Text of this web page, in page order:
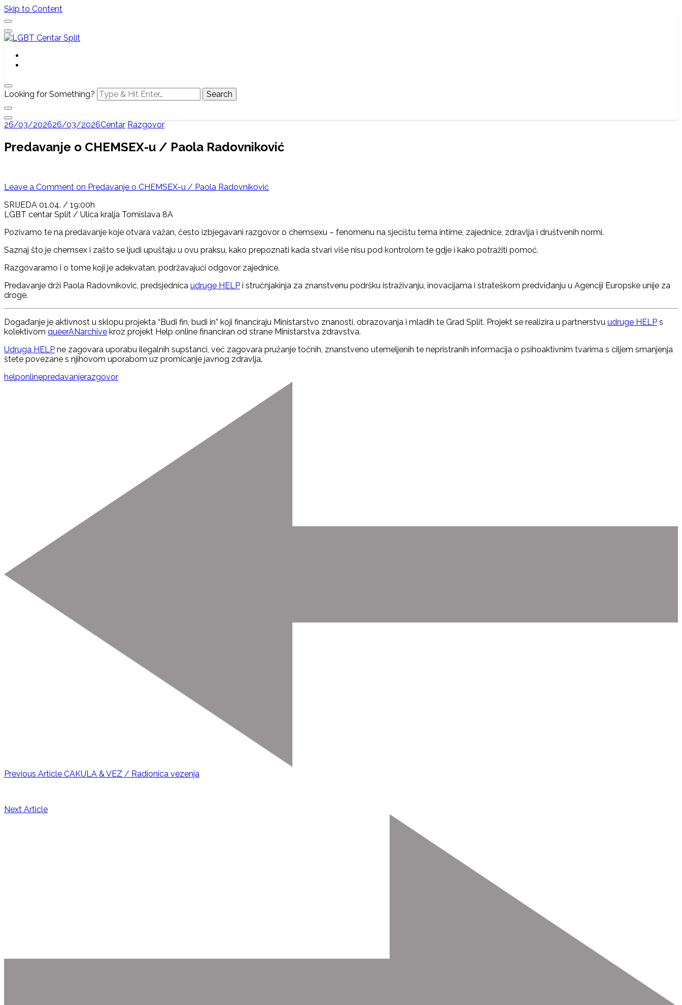
Skip to Content
LGBT Centar Split
Službena web stranica LGBT centra Split, Croatia
Looking for Something?
26/03/202626/03/2026Centar Razgovor
Predavanje o CHEMSEX-u / Paola Radovniković
Leave a Comment on Predavanje o CHEMSEX-u / Paola Radovniković
SRIJEDA 01.04. / 19:00h
LGBT centar Split / Ulica kralja Tomislava 8A
Pozivamo te na predavanje koje otvara važan, često izbjegavani razgovor o chemsexu – fenomenu na sjecištu tema intime, zajednice, zdravlja i društvenih normi.
Saznaj što je chemsex i zašto se ljudi upuštaju u ovu praksu, kako prepoznati kada stvari više nisu pod kontrolom te gdje i kako potražiti pomoć.
Razgovaramo i o tome koji je adekvatan, podržavajući odgovor zajednice.
Predavanje drži Paola Radovniković, predsjednica udruge HELP i stručnjakinja za znanstvenu podršku istraživanju, inovacijama i strateškom predviđanju u Agenciji Europske unije za
droge.
Događanje je aktivnost u sklopu projekta “Budi fin, budi in” koji financiraju Ministarstvo znanosti, obrazovanja i mladih te Grad Split. Projekt se realizira u partnerstvu udruge HELP s
kolektivom queerANarchive kroz projekt Help online financiran od strane Ministarstva zdravstva.
Udruga HELP ne zagovara uporabu ilegalnih supstanci, već zagovara pružanje točnih, znanstveno utemeljenih te nepristranih informacija o psihoaktivnim tvarima s ciljem smanjenja
štete povezane s njihovom uporabom uz promicanje javnog zdravlja.
helponlinepredavanjerazgovor
Previous Article ĆAKULA & VEZ / Radionica vezenja
Next Article